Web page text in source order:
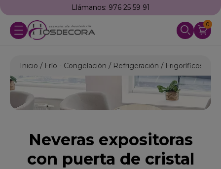
Llámanos: 976 25 59 91
0
Inicio Frío - Congelación Refrigeración Frigoríficos
Neveras expositoras
con puerta de cristal